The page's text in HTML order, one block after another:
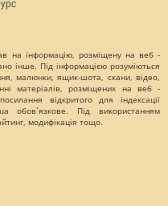
на інформацію, розміщену на веб -
інше. Під інформацією розуміються
малюнки, ящик-шота, скани, відео,
матеріалів, розміщених на веб -
відкритого для індексації
обов`язкове. Під використанням
модифікація тощо.